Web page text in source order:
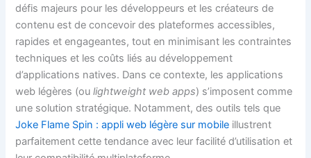
défis majeurs pour les développeurs et les créateurs de
contenu est de concevoir des plateformes accessibles,
rapides et engageantes, tout en minimisant les contraintes
techniques et les coûts liés au développement
d’applications natives. Dans ce contexte, les applications
web légères (oulightweight web apps) s’imposent comme
une solution stratégique. Notamment, des outils tels que
Joke Flame Spin : appli web légère sur mobile illustrent
parfaitement cette tendance avec leur facilité d’utilisation et